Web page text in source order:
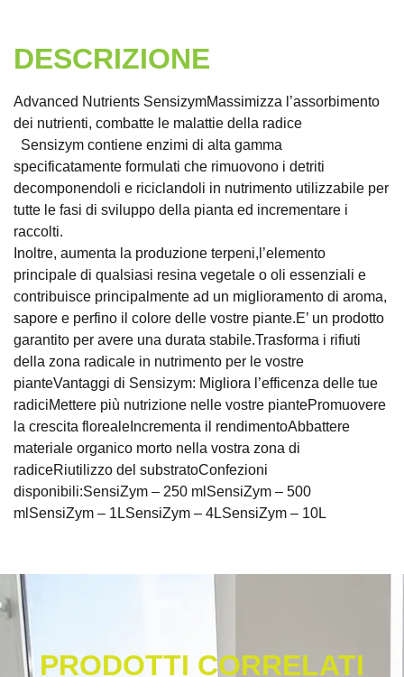
DESCRIZIONE
Advanced Nutrients SensizymMassimizza l’assorbimento
dei nutrienti, combatte le malattie della radice
Sensizym contiene enzimi di alta gamma
specificatamente formulati che rimuovono i detriti
decomponendoli e riciclandoli in nutrimento utilizzabile per
tutte le fasi di sviluppo della pianta ed incrementare i
raccolti.
Inoltre, aumenta la produzione terpeni,l’elemento
principale di qualsiasi resina vegetale o oli essenziali e
contribuisce principalmente ad un miglioramento di aroma,
sapore e perfino il colore delle vostre piante.E’ un prodotto
garantito per avere una durata stabile.Trasforma i rifiuti
della zona radicale in nutrimento per le vostre
pianteVantaggi di Sensizym: Migliora l’efficenza delle tue
radiciMettere più nutrizione nelle vostre piantePromuovere
la crescita florealeIncrementa il rendimentoAbbattere
materiale organico morto nella vostra zona di
radiceRiutilizzo del substratoConfezioni
disponibili:SensiZym – 250 mlSensiZym – 500
mlSensiZym – 1LSensiZym – 4LSensiZym – 10L
PRODOTTI CORRELATI